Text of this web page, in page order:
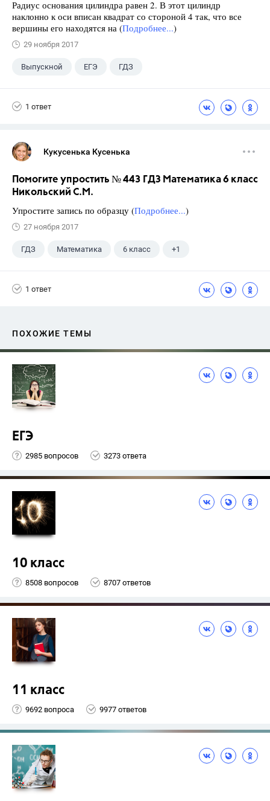
Радиус основания цилиндра равен 2. В этот цилиндр
наклонно к оси вписан квадрат со стороной 4 так, что все
вершины его находятся на (Подробнее...)
29 ноября 2017
Выпускной ЕГЭ ГДЗ
1 ответ
Кукусенька Кусенька
Помогите упростить № 443 ГДЗ Математика 6 класс
Никольский С.М.
Упростите запись по образцу (Подробнее...)
27 ноября 2017
ГДЗ Математика 6 класс +1
1 ответ
ПОХОЖИЕ ТЕМЫ
ЕГЭ
2985 вопросов 3273 ответа
10 класс
8508 вопросов 8707 ответов
11 класс
9692 вопроса 9977 ответов